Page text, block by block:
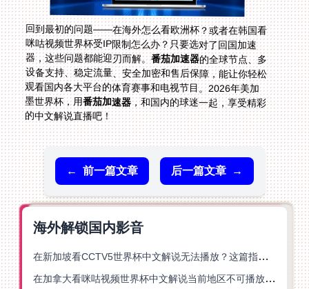
回到最初的问题——在海外怎么看欧洲杯？或者在韩国看
咪咕视频世界杯受IP限制怎么办？只要选对了回国加速
器，这些问题都能迎刃而解。番茄加速器的全球节点、多
设备支持、稳定流量、安全加密和售后保障，能让你轻松
观看国内各大平台的体育赛事和电视节目。2026年美加
墨世界杯，用番茄加速器，和国内的球迷一起，享受精彩
的中文解说直播吧！
← 前一篇文章 后一篇文章 →
海外解锁国内影音
在新加坡看CCTV5世界杯中文解说无法播放？这篇指南帮你解锁海外体育直播自由
在加拿大看咪咕视频世界杯中文解说当前地区不可播放？这篇指南帮你一键解决